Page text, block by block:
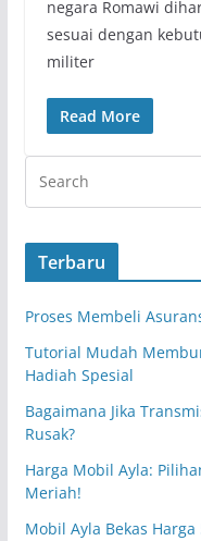
negara Romawi
sesuai dengan
militer
Read More
Terbaru
Proses Membeli
Tutorial Mudah
Hadiah Spesial
Bagaimana Jika
Rusak?
Harga Mobil Ayla:
Meriah!
Mobil Ayla Bekas